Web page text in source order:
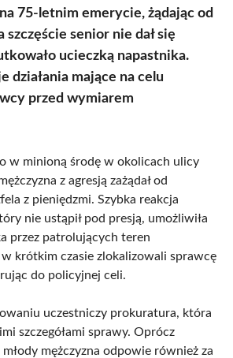
75-letnim emerycie, żądając od
senior nie dał się
ucieczką napastnika.
działania mające na celu
przed wymiarem
w minioną środę w okolicach ulicy
z agresją zażądał od
z pieniędzmi. Szybka reakcja
nie ustąpił pod presją, umożliwiła
przez patrolujących teren
krótkim czasie zlokalizowali sprawcę
do policyjnej celi.
uczestniczy prokuratura, która
szczegółami sprawy. Oprócz
mężczyzna odpowie również za